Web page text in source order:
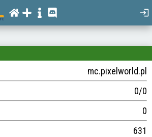
mc.pixelworld.pl
0/0
0
631